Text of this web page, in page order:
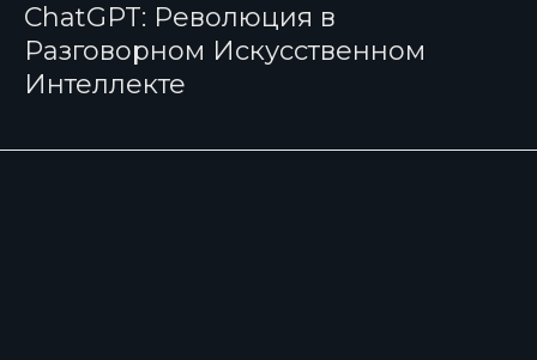
ChatGPT: Революция в
Разговорном Искусственном
Интеллекте